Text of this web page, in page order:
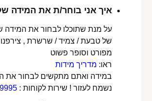
איך אני בוחר/ת את המידה
על מנת שתוכלו לבחור את
של טבעת / צמיד / שרשרת ,
מפורט וסופר פשוט
ראו: מדריך מידות
במידה ואתם מתקשים לבחור את
נשמח לעזור ! שירות לקוחות :